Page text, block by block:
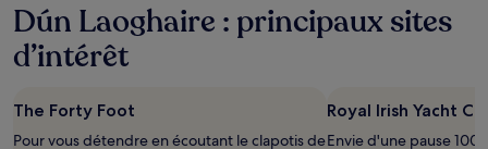
de
changer.
Des
supplémentaires
peuvent
s’appliquer.
Dún Laoghaire : principaux sites
d’intérêt
The Forty Foot
Pour vous détendre en écoutant le clapotis de
Royal Irish Yacht
Envie d'une pause 100